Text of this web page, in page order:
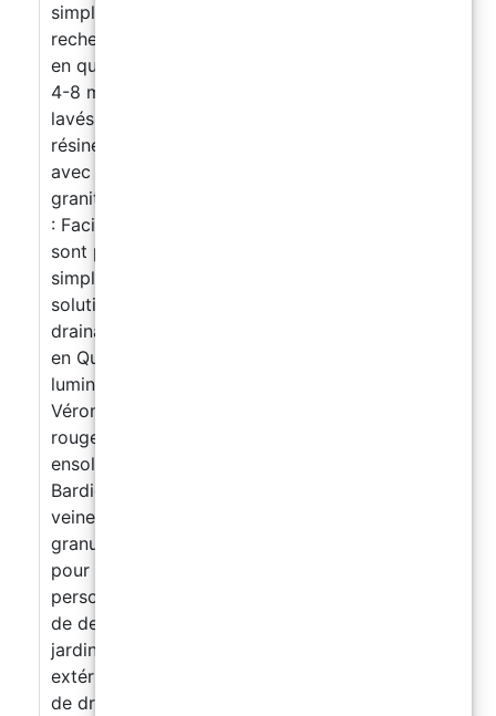
simples à appliquer, idéaux pour ceux qui
recherchent qualité et commodité. Disponibles
en quatre magnifiques couleurs et de diamètre
4-8 mm (sac de 25 kg), nos granulats sont
lavés et séchés, prêts à être mélangés avec la
résine, utilisables également en combinaison
avec d’autres galets et granulats de marbre,
granit et porphyre. Caractéristiques du Produit
: Facilité d’Application : Les granulats ResinPro
sont prêts à l’emploi, assurant une application
simple et rapide. Économique : Une excellente
solution à faible coût pour créer des sols
drainants résistants et durables. Disponibilité
en Quatre Couleurs : Blanc Carrara : Élégant et
lumineux avec des veines fines. Rouge Type
Vérone : Chaud et vif avec des nuances de
rouge intense. Jaune Type Mori : Brillant et
ensoleillé avec des veines dorées. Gris Type
Bardiglio : Raffiné et contemporain avec des
veines grises. Combinaisons uniques : Les
granulats peuvent être combinés entre eux
pour obtenir des effets et des dessins
personnalisés, offrant des possibilités infinies
de design. Utilisation : Parfaites pour les
jardins, les terrasses, les allées et autres zones
extérieures, nos granulats offrent un système
de drainage efficace sans compromis